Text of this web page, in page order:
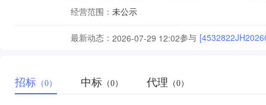
经营范围： 未公示
最新动态： 2026-07-29 12:02参与
招标 （0） 中标 （0） 代理 （0）